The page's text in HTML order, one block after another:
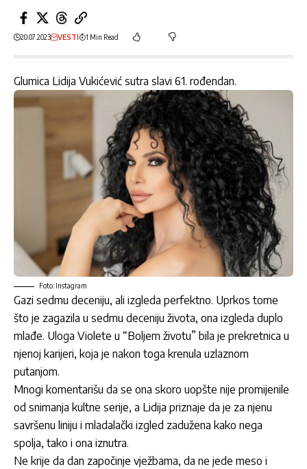
20.07.2023 VESTI 1 Min Read
Glumica Lidija Vukićević sutra slavi 61. rođendan.
Foto: Instagram
Gazi sedmu deceniju, ali izgleda perfektno. Uprkos tome
što je zagazila u sedmu deceniju života, ona izgleda duplo
mlađe. Uloga Violete u “Boljem životu” bila je prekretnica u
njenoj karijeri, koja je nakon toga krenula uzlaznom
putanjom.
Mnogi komentarišu da se ona skoro uopšte nije promijenile
od snimanja kultne serije, a Lidija priznaje da je za njenu
savršenu liniju i mladalački izgled zadužena kako nega
spolja, tako i ona iznutra.
Ne krije da dan započinje vježbama, da ne jede meso i